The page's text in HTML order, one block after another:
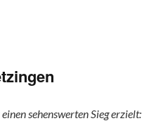
sehenswerten Sieg erzielt: